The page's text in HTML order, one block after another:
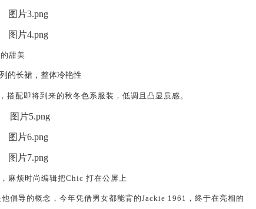
甜美
的长裙，整体冷艳性
搭配即将到来的秋冬色系服装，低调且凸显质感。
麻烦时尚编辑把Chic 打在公屏上
倡导的概念， 今年凭借男女都能背的Jackie 1961， 终于在亮相的